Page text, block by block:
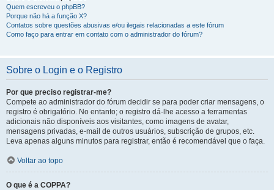
Quem escreveu o phpBB?
Porque não há a função X?
Contatos sobre questões abusivas e/ou ilegais relacionadas a este fórum
Como faço para entrar em contato com o administrador do fórum?
Sobre o Login e o Registro
Por que preciso registrar-me?
Compete ao administrador do fórum decidir se para poder criar mensagens, o
registro é obrigatório. No entanto; o registro dá-lhe acesso a ferramentas
adicionais não disponíveis aos visitantes, como imagens de avatar,
mensagens privadas, e-mail de outros usuários, subscrição de grupos, etc.
Leva apenas alguns minutos para registrar, então é recomendável que o faça.
Voltar ao topo
O que é a COPPA?